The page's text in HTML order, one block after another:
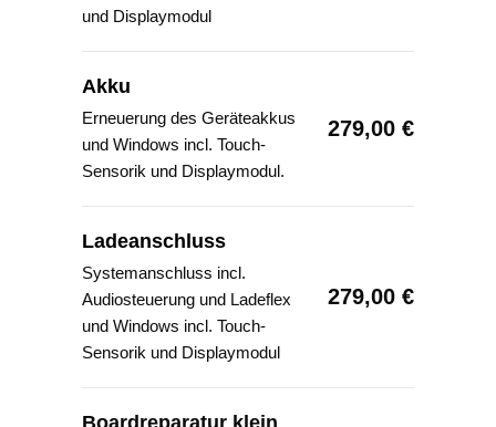
und Displaymodul
Akku
Erneuerung des Geräteakkus
und Windows incl. Touch-
Sensorik und Displaymodul.
279,00 €
Ladeanschluss
Systemanschluss incl.
Audiosteuerung und Ladeflex
und Windows incl. Touch-
Sensorik und Displaymodul
279,00 €
Boardreparatur klein